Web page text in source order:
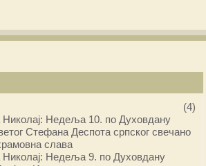
(4)
Недеља 10. по Духовдану
Стефана Деспота српског свечано
слава
Недеља 9. по Духовдану